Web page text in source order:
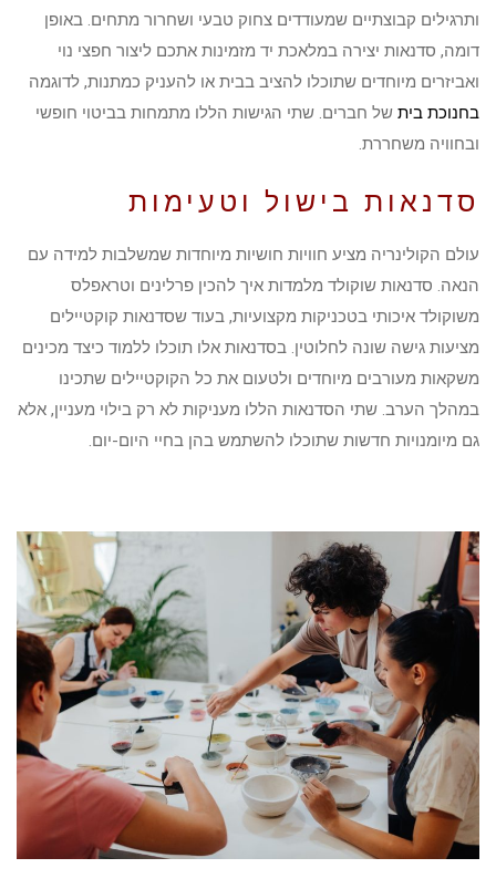
ותרגילים קבוצתיים שמעודדים צחוק טבעי ושחרור מתחים. באופן
דומה, סדנאות יצירה במלאכת יד מזמינות אתכם ליצור חפצי נוי
ואביזרים מיוחדים שתוכלו להציב בבית או להעניק כמתנות, לדוגמה
בחנוכת בית של חברים. שתי הגישות הללו מתמחות בביטוי חופשי
ובחוויה משחררת.
סדנאות בישול וטעימות
עולם הקולינריה מציע חוויות חושיות מיוחדות שמשלבות למידה עם
הנאה. סדנאות שוקולד מלמדות איך להכין פרלינים וטראפלס
משוקולד איכותי בטכניקות מקצועיות, בעוד שסדנאות קוקטיילים
מציעות גישה שונה לחלוטין. בסדנאות אלו תוכלו ללמוד כיצד מכינים
משקאות מעורבים מיוחדים ולטעום את כל הקוקטיילים שתכינו
במהלך הערב. שתי הסדנאות הללו מעניקות לא רק בילוי מעניין, אלא
גם מיומנויות חדשות שתוכלו להשתמש בהן בחיי היום-יום.